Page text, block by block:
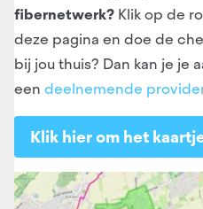
fibernetwerk? Klik op de
deze pagina en doe de
bij jou thuis? Dan kan je je
een deelnemende
Klik hier om het